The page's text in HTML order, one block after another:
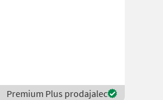
Premium Plus prodajalec